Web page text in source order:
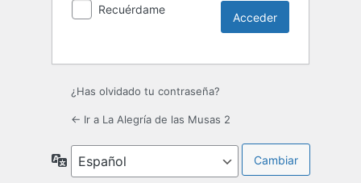
Recuérdame
¿Has olvidado tu contraseña?
← Ir a La Alegría de las Musas 2
Idioma